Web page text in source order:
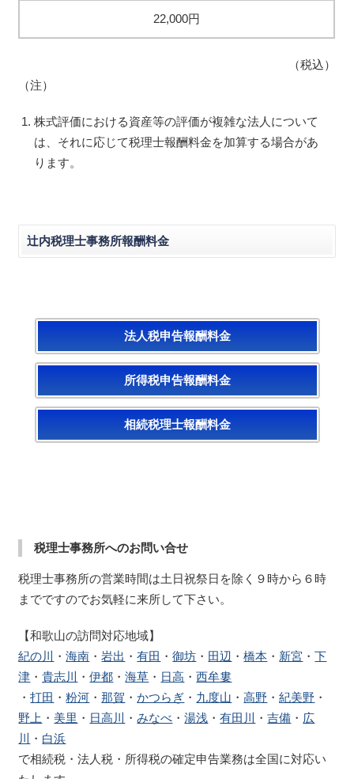
22,000円
（税込）
（注）
株式評価における資産等の評価が複雑な法人について
は、それに応じて税理士報酬料金を加算する場合があ
ります。
辻内税理士事務所報酬料金
法人税申告報酬料金
所得税申告報酬料金
相続税理士報酬料金
税理士事務所へのお問い合せ
税理士事務所の営業時間は土日祝祭日を除く９時から６時
までですのでお気軽に来所して下さい。
【和歌山の訪問対応地域】
紀の川
・海南 ・岩出 ・有田 ・御坊 ・ 田辺 ・橋本 ・ 新宮 ・下
津 ・貴志川 ・伊都 ・海草 ・ 日高 ・西牟婁
・打田 ・粉河 ・那賀 ・かつらぎ ・ 九度山 ・高野 ・紀美野 ・
野上 ・ 美里 ・ 日高川 ・みなべ ・湯浅 ・有田川 ・吉備 ・ 広
川
・ 白浜
で相続税・法人税・所得税の確定申告業務は全国に対応い